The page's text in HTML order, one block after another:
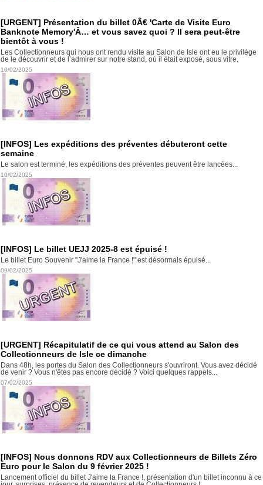
[URGENT] Présentation du billet 0Â€ 'Carte de Visite Euro
Banknote Memory'Â… et vous savez quoi ? Il sera peut-être
bientôt à vous !
Les Collectionneurs qui nous ont rendu visite au Salon de Isle ont eu le privilège
de le découvrir et de l’admirer sur notre stand, où il était exposé, sous vitre.
10/02/2025
[INFOS] Les expéditions des préventes débuteront cette
semaine
Le salon est terminé, les expéditions des préventes peuvent être lancées...
10/02/2025
[INFOS] Le billet UEJJ 2025-8 est épuisé !
Le billet Euro Souvenir "J'aime la France !" est désormais épuisé...
09/02/2025
[URGENT] Récapitulatif de ce qui vous attend au Salon des
Collectionneurs de Isle ce dimanche
Dans 48h, les portes du Salon des Collectionneurs s'ouvriront. Vous avez décidé
de venir ? Vous n'êtes pas encore décidé ? Voici quelques rappels...
07/02/2025
[INFOS] Nous donnons RDV aux Collectionneurs de Billets Zéro
Euro pour le Salon du 9 février 2025 !
Lancement officiel du billet J'aime la France !, présentation d'un billet inconnu à ce